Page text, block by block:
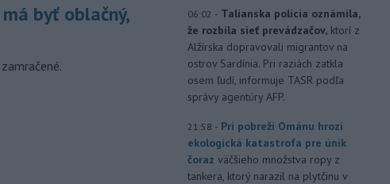
byť oblačný,
06:02 - Talianska polícia oznámila,
že rozbila sieť prevádzačov, ktorí z
Alžírska dopravovali migrantov na
ostrov Sardínia. Pri raziách zatkla
osem ľudí, informuje TASR podľa
správy agentúry AFP.
21:58 - Pri pobreží Ománu hrozí
ekologická katastrofa pre únik
čoraz väčšieho množstva ropy z
tankera, ktorý narazil na plytčinu v